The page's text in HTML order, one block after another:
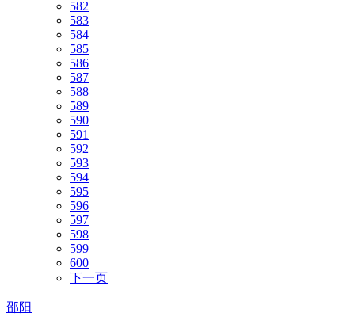
582
583
584
585
586
587
588
589
590
591
592
593
594
595
596
597
598
599
600
下一页
邵阳